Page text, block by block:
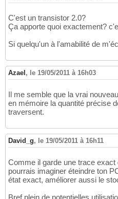
C'est un transistor 2.0?
Ça apporte quoi exactement?
Si quelqu'un à l'amabilité de
Azael , le 19/05/2011 à 16h03
Il me semble que la vrai
en mémoire la quantité précise
traversent.
David_g, le 19/05/2011 à 16h11
Comme il garde une trace
pourrais imaginer éteindre ton
état exact, améliorer aussi le